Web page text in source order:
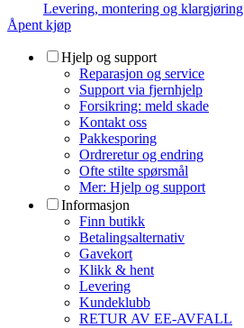
Levering, montering og klargjøring
Åpent kjøp
Hjelp og support
Reparasjon og service
Support via fjernhjelp
Forsikring: meld skade
Kontakt oss
Pakkesporing
Ordreretur og endring
Ofte stilte spørsmål
Mer: Hjelp og support
Informasjon
Finn butikk
Betalingsalternativ
Gavekort
Klikk & hent
Levering
Kundeklubb
RETUR AV EE-AVFALL